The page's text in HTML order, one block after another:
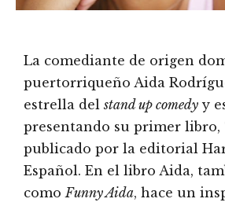
La comediante de origen
puertorriqueño Aida
estrella delstand up comedy y
presentando su primer libro,
publicado por la editorial
Español. En el libro Aida,
comoFunny Aida, hace un